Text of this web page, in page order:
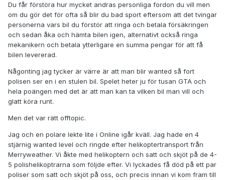
Du får förstöra hur mycket andras personliga fordon du vill men
om du gör det för ofta så blir du bad sport eftersom att det tvingar
personerna vars bil du förstör att ringa och betala försäkringen
och sedan åka och hämta bilen igen, alternativt också ringa
mekanikern och betala ytterligare en summa pengar för att få
bilen levererad.
Någonting jag tycker är värre är att man blir wanted så fort
polisen ser en i en stulen bil. Spelet heter ju för tusan GTA och
hela poängen med det är att man kan ta vilken bil man vill och
glatt köra runt.
Men det var rätt offtopic.
Jag och en polare lekte lite i Online igår kväll. Jag hade en 4
stjärnig wanted level och ringde efter helikoptertransport från
Merryweather. Vi åkte med helikoptern och satt och skjöt på de 4-
5 polishelikoptrarna som följde efter. Vi lyckades få död på ett par
poliser som satt och skjöt på oss, och precis innan vi kom fram till